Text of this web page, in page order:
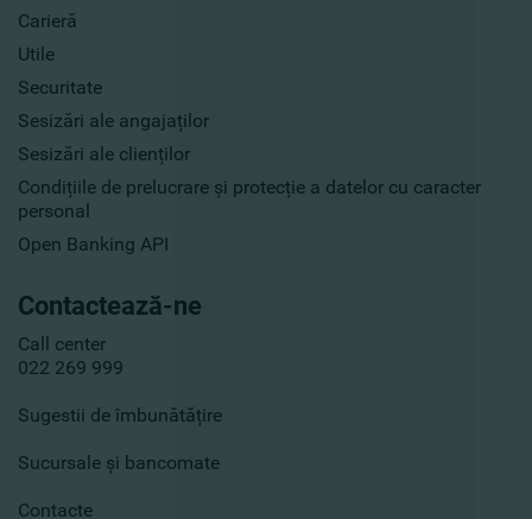
Carieră
Utile
Securitate
Sesizări ale angajaților
Sesizări ale clienților
Condițiile de prelucrare și protecție a datelor cu caracter
personal
Open Banking API
Contactează-ne
Call center
022 269 999
Sugestii de îmbunătățire
Sucursale și bancomate
Contacte